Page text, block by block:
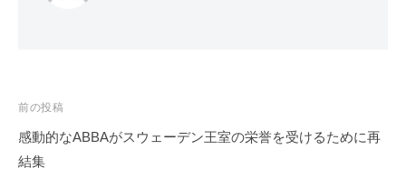
投
稿
ナ
前の投稿
感動的なABBAがスウェーデン王室の栄誉を受けるために再
結集